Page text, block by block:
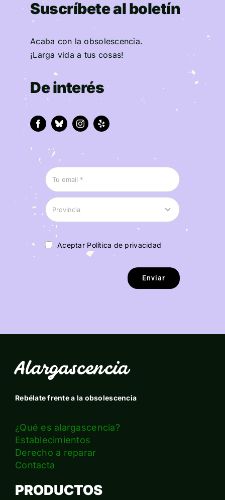
Suscríbete al boletín
Acaba con la obsolescencia.
¡Larga vida a tus cosas!
De interés
Aceptar Política de privacidad
Enviar
Alargascencia
Rebélate frente a la obsolescencia
¿Qué es alargascencia?
Establecimientos
Derecho a reparar
Contacta
PRODUCTOS